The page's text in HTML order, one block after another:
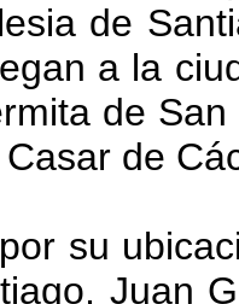
de
a la
de
de
su
Juan